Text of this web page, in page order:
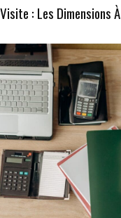
: Les Dimensions